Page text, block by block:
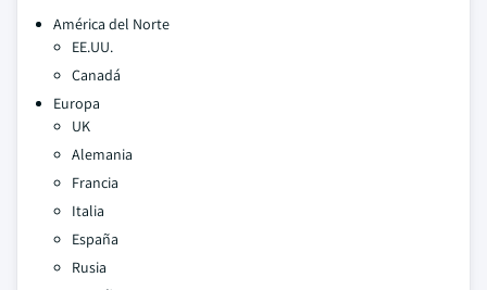
América del Norte
EE.UU.
Canadá
Europa
UK
Alemania
Francia
Italia
España
Rusia